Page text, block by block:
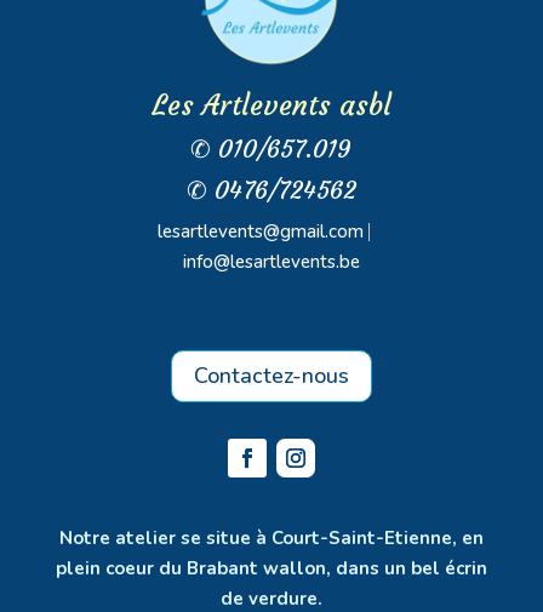
Les Artlevents asbl
✆ 010/657.019
✆ 0476/724562
lesartlevents@gmail.com
info@lesartlevents.be
Contactez-nous
Notre atelier se situe à Court-Saint-Etienne, en
plein coeur du Brabant wallon, dans un bel écrin
de verdure.